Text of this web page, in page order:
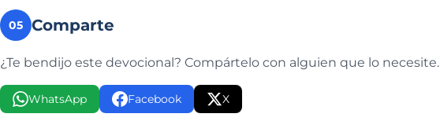
05 Comparte
¿Te bendijo este devocional? Compártelo con alguien que lo necesite.
WhatsApp Facebook X